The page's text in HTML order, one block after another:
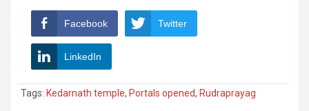
Facebook Twitter
LinkedIn
Tags: Kedarnath temple, Portals opened, Rudraprayag